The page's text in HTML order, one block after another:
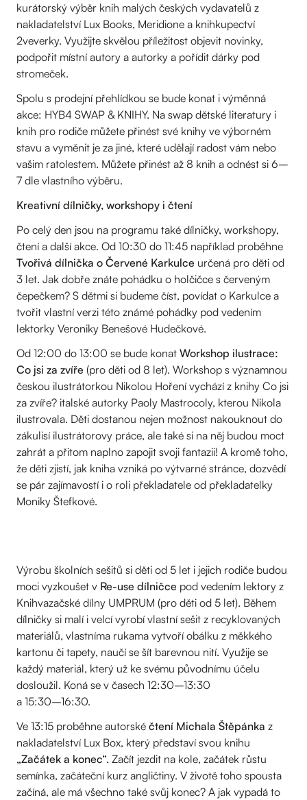
kurátorský výběr knih malých českých vydavatelů z
nakladatelství Lux Books, Meridione a knihkupectví
2veverky. Využijte skvělou příležitost objevit novinky,
podpořit místní autory a autorky a pořídit dárky pod
stromeček.
Spolu s prodejní přehlídkou se bude konat i výměnná
akce: HYB4 SWAP & KNIHY. Na swap dětské literatury i
knih pro rodiče můžete přinést své knihy ve výborném
stavu a vyměnit je za jiné, které udělají radost vám nebo
vašim ratolestem. Můžete přinést až 8 knih a odnést si 6–
7 dle vlastního výběru.
Kreativní dílničky, workshopy i čtení
Po celý den jsou na programu také dílničky, workshopy,
čtení a další akce. Od 10:30 do 11:45 například proběhne
Tvořivá dílnička o Červené Karkulce určená pro děti od
3 let. Jak dobře znáte pohádku o holčičce s červeným
čepečkem? S dětmi si budeme číst, povídat o Karkulce a
tvořit vlastní verzi této známé pohádky pod vedením
lektorky Veroniky Benešové Hudečkové.
Od 12:00 do 13:00 se bude konat Workshop ilustrace:
Co jsi za zvíře (pro děti od 8 let). Workshop s významnou
českou ilustrátorkou Nikolou Hoření vychází z knihy Co jsi
za zvíře? italské autorky Paoly Mastrocoly, kterou Nikola
ilustrovala. Děti dostanou nejen možnost nakouknout do
zákulisí ilustrátorovy práce, ale také si na něj budou moct
zahrát a přitom naplno zapojit svoji fantazii! A kromě toho,
že děti zjistí, jak kniha vzniká po výtvarné stránce, dozvědí
se pár zajímavostí i o roli překladatele od překladatelky
Moniky Štefkové.
Výrobu školních sešitů si děti od 5 let i jejich rodiče budou
moci vyzkoušet v Re-use dílničce pod vedením lektory z
Knihvazačské dílny UMPRUM (pro děti od 5 let). Během
dílničky si malí i velcí vyrobí vlastní sešit z recyklovaných
materiálů, vlastníma rukama vytvoří obálku z měkkého
kartonu či tapety, naučí se šít barevnou nití. Využije se
každý materiál, který už ke svému původnímu účelu
dosloužil. Koná se v časech 12:30–13:30
a 15:30–16:30.
Ve 13:15 proběhne autorské čtení Michala Štěpánka z
nakladatelství Lux Box, který představí svou knihu
„Začátek a konec“. Začít jezdit na kole, začátek růstu
semínka, začáteční kurz angličtiny. V životě toho spousta
začíná, ale má všechno také svůj konec? A jak vypadá to